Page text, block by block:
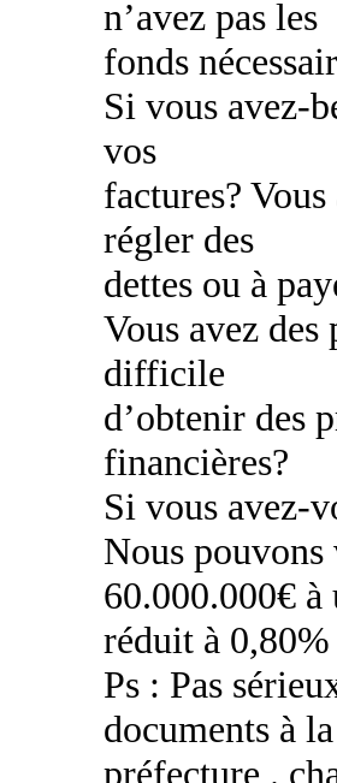
n’avez pas les
fonds
Si vous avez-
vos
factures?
régler des
dettes ou à
Vous avez
difficile
d’obtenir des
financières?
Si vous avez-
Nous
60.000.000€ à
réduit à 0,80%
Ps : Pas
documents à la
préfecture .